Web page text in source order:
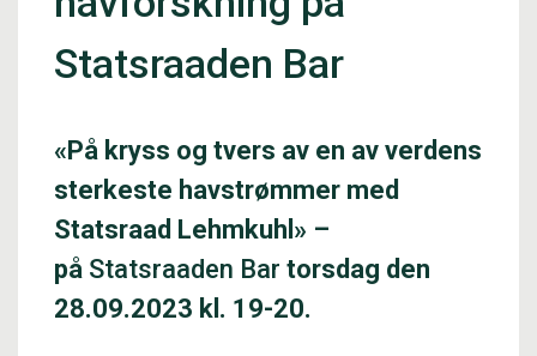
Statsraaden Bar
«På kryss og tvers av en av verdens
sterkeste havstrømmer med
Statsraad Lehmkuhl» –
på Statsraaden Bar torsdag den
28.09.2023 kl. 19-20.